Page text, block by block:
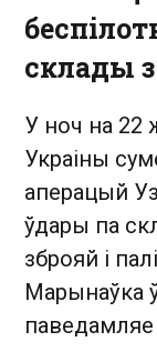
склады
У ноч на 22
Украіны
аперацый
ўдары па
зброяй і
Марынаўка
паведамляе